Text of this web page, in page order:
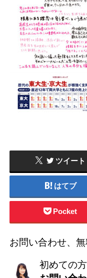
ツイート
はてブ
Pocket
お問い合わせ、
初めての